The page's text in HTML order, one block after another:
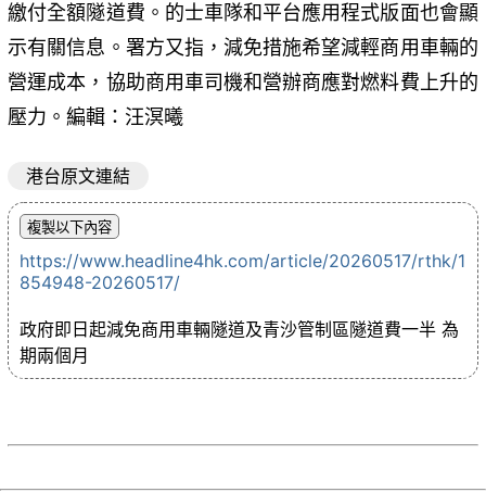
繳付全額隧道費。的士車隊和平台應用程式版面也會顯
示有關信息。署方又指，減免措施希望減輕商用車輛的
營運成本，協助商用車司機和營辦商應對燃料費上升的
壓力。編輯：汪溟曦
港台原文連結
https://www.headline4hk.com/article/20260517/rthk/1
854948-20260517/
政府即日起減免商用車輛隧道及青沙管制區隧道費一半 為
期兩個月